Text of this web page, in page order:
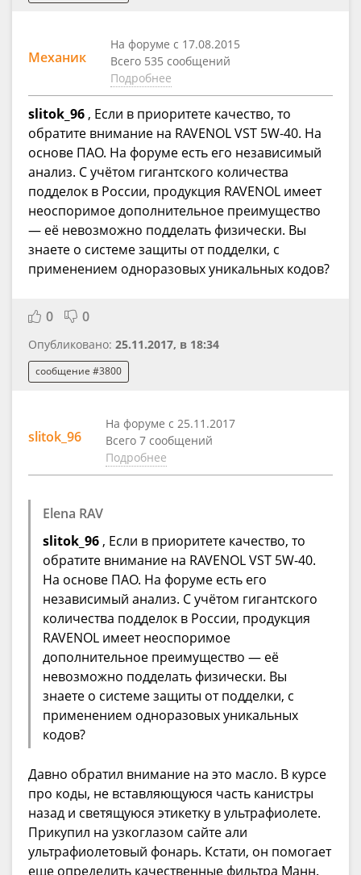
Механик
На форуме с 17.08.2015
Всего 535 сообщений
Подробнее
slitok_96 , Если в приоритете качество, то
обратите внимание на RAVENOL VST 5W-40. На
основе ПАО. На форуме есть его независимый
анализ. С учётом гигантского количества
подделок в России, продукция RAVENOL имеет
неоспоримое дополнительное преимущество
— её невозможно подделать физически. Вы
знаете о системе защиты от подделки, с
применением одноразовых уникальных кодов?
0 0
Опубликовано: 25.11.2017, в 18:34
сообщение #3800
slitok_96
На форуме с 25.11.2017
Всего 7 сообщений
Подробнее
Elena RAV
slitok_96 , Если в приоритете качество, то
обратите внимание на RAVENOL VST 5W-40.
На основе ПАО. На форуме есть его
независимый анализ. С учётом гигантского
количества подделок в России, продукция
RAVENOL имеет неоспоримое
дополнительное преимущество — её
невозможно подделать физически. Вы
знаете о системе защиты от подделки, с
применением одноразовых уникальных
кодов?
Давно обратил внимание на это масло. В курсе
про коды, не вставляющуюся часть канистры
назад и светящуюся этикетку в ультрафиолете.
Прикупил на узкоглазом сайте али
ультрафиолетовый фонарь. Кстати, он помогает
еще определить качественные фильтра Манн.